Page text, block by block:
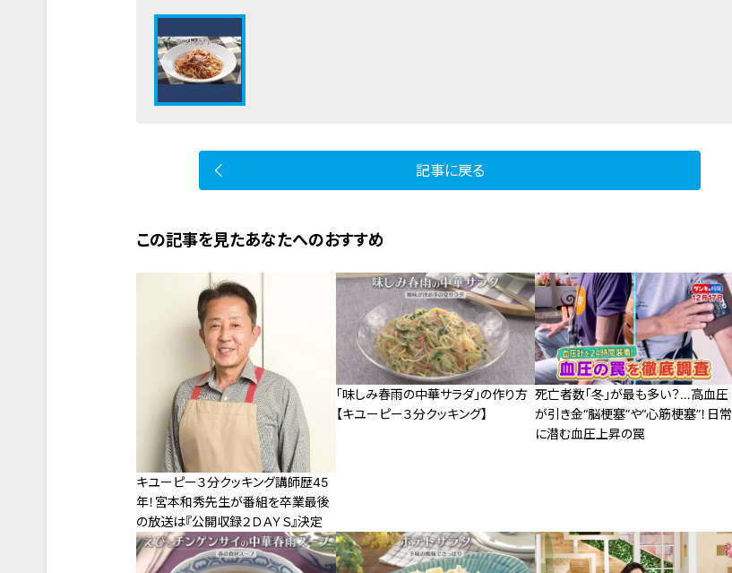
記事に戻る
この記事を見たあなたへのおすすめ
キユーピー３分クッキング講師歴45
年！宮本和秀先生が番組を卒業最後
の放送は『公開収録２ＤＡＹＳ』決定
「味しみ春雨の中華サラダ」の作り方
【キユーピー３分クッキング】
死亡者数「冬」が最も多い？…高血圧
が引き金“脳梗塞”や“心筋梗塞”！日常
に潜む血圧上昇の罠